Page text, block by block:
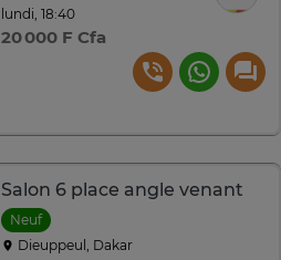
lundi, 18:40
20 000 F Cfa
Salon 6 place angle venant
Neuf
Dieuppeul, Dakar